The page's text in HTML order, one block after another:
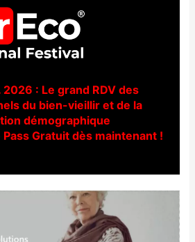
2026 : Le grand RDV des
du bien-vieillir et de la
démographique
Gratuit dès maintenant !